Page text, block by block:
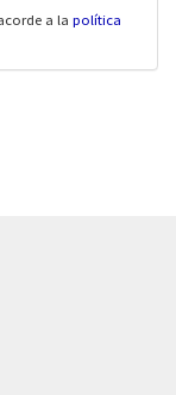
a la política